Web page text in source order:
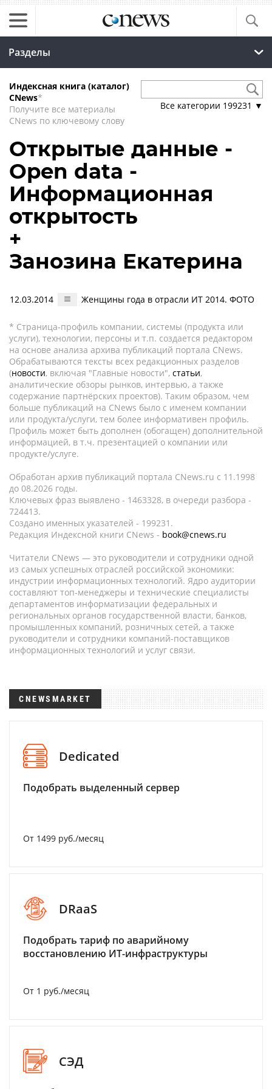
Разделы
Индексная книга (каталог)
CNews*
Получите все материалы
CNews по ключевому слову
Все категории 199231 ▼
Открытые данные -
Open data -
Информационная
открытость
+
Занозина Екатерина
12.03.2014 Женщины года в отрасли ИТ 2014. ФОТО
* Страница-профиль компании, системы (продукта или
услуги), технологии, персоны и т.п. создается редактором
на основе анализа архива публикаций портала CNews.
Обрабатываются тексты всех редакционных разделов
(новости, включая "Главные новости", статьи,
аналитические обзоры рынков, интервью, а также
содержание партнёрских проектов). Таким образом, чем
больше публикаций на CNews было с именем компании
или продукта/услуги, тем более информативен профиль.
Профиль может быть дополнен (обогащен) дополнительной
информацией, в т.ч. презентацией о компании или
продукте/услуге.
Обработан архив публикаций портала CNews.ru c 11.1998
до 08.2026 годы.
Ключевых фраз выявлено - 1463328, в очереди разбора -
724413.
Создано именных указателей - 199231.
Редакция Индексной книги CNews - book@cnews.ru
Читатели CNews — это руководители и сотрудники одной
из самых успешных отраслей российской экономики:
индустрии информационных технологий. Ядро аудитории
составляют топ-менеджеры и технические специалисты
департаментов информатизации федеральных и
региональных органов государственной власти, банков,
промышленных компаний, розничных сетей, а также
руководители и сотрудники компаний-поставщиков
информационных технологий и услуг связи.
CNEWSMARKET
Dedicated
Подобрать выделенный сервер
От 1499 руб./месяц
DRaaS
Подобрать тариф по аварийному
восстановлению ИТ-инфраструктуры
От 1 руб./месяц
СЭД